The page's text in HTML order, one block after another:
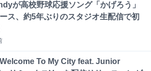
が高校野球応援ソング「かげろう」
ス、約5年ぶりのスタジオ生配信で初
To My City feat. Junior